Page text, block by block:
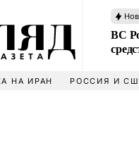
ВС
НА ИРАН РОССИЯ И